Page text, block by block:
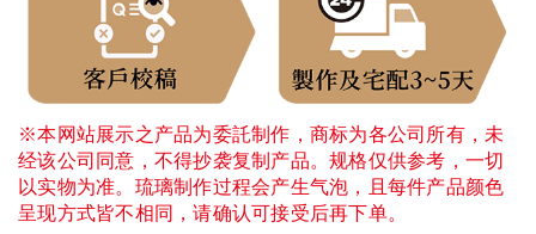
※本网站展示之产品为委託制作，商标为各公司所有，未
经该公司同意，不得抄袭复制产品。规格仅供参考，一切
以实物为准。琉璃制作过程会产生气泡，且每件产品颜色
呈现方式皆不相同，请确认可接受后再下单。